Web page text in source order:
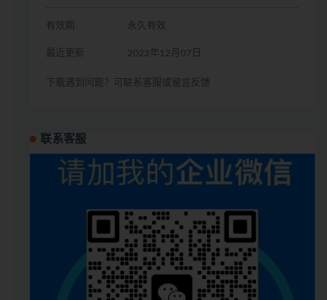
有效期 永久有效
最近更新 2022年12月07日
下载遇到问题？可联系客服或留言反馈
联系客服